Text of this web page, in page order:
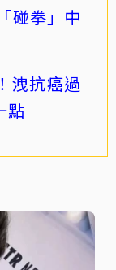
碰拳」中
洩抗癌過
點